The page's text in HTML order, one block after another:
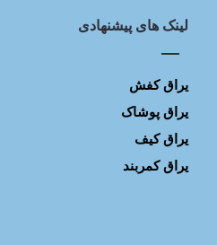
لینک های پیشنهادی
یراق کفش
یراق پوشاک
یراق کیف
یراق کمربند